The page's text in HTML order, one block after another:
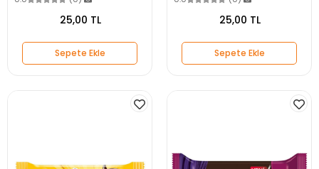
25,00 TL
Sepete Ekle
25,00 TL
Sepete Ekle